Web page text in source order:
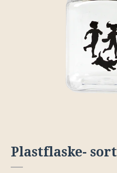
Plastflaske- sort